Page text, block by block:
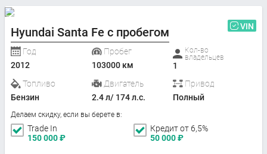
Hyundai Santa Fe с пробегом VIN
Год
2012
Пробег
103000 км
Кол-во
владельцев
1
Топливо
Бензин
Двигатель
2.4 л/ 174 л.с.
Привод
Полный
Делаем скидку, если вы берете в:
Trade In
150 000₽
Кредит от 6,5%
50 000₽